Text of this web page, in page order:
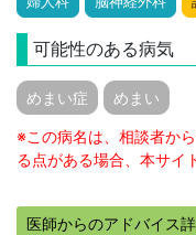
可能性のある病気
めまい症 めまい
※この病名は、相談者か
る点がある場合、本サイ
医師からのアドバイス